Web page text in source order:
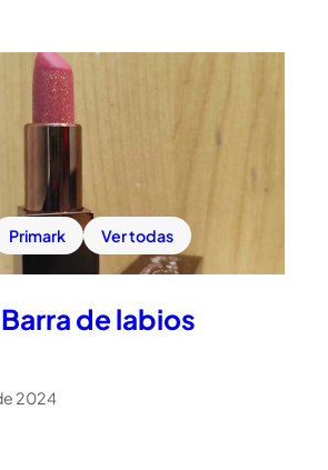
Primark Ver todas
de labios
2024